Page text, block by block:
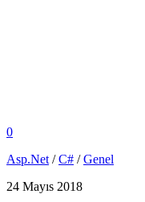
0
Asp.Net /C# /Genel
24 Mayıs 2018